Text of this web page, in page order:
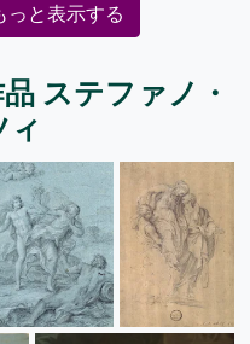
っと表示する
ステファノ・
ィ